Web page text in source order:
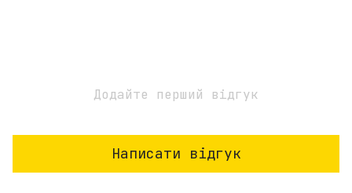
Додайте перший відгук
Написати відгук